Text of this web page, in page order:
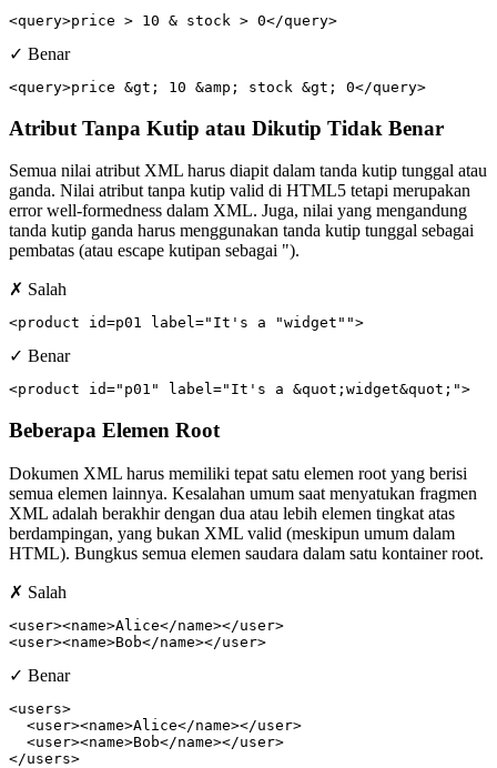
<query>price > 10 & stock > 0</query>
✓ Benar
<query>price &gt; 10 &amp; stock &gt; 0</query>
Atribut Tanpa Kutip atau Dikutip Tidak Benar
Semua nilai atribut XML harus diapit dalam tanda kutip tunggal atau
ganda. Nilai atribut tanpa kutip valid di HTML5 tetapi merupakan
error well-formedness dalam XML. Juga, nilai yang mengandung
tanda kutip ganda harus menggunakan tanda kutip tunggal sebagai
pembatas (atau escape kutipan sebagai ").
✗ Salah
<product id=p01 label="It's a "widget"">
✓ Benar
<product id="p01" label="It's a &quot;widget&quot;">
Beberapa Elemen Root
Dokumen XML harus memiliki tepat satu elemen root yang berisi
semua elemen lainnya. Kesalahan umum saat menyatukan fragmen
XML adalah berakhir dengan dua atau lebih elemen tingkat atas
berdampingan, yang bukan XML valid (meskipun umum dalam
HTML). Bungkus semua elemen saudara dalam satu kontainer root.
✗ Salah
<user><name>Alice</name></user>
<user><name>Bob</name></user>
✓ Benar
<users>
  <user><name>Alice</name></user>
  <user><name>Bob</name></user>
</users>